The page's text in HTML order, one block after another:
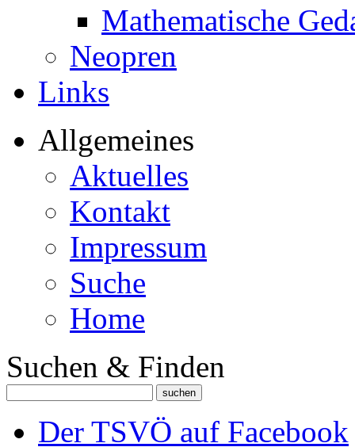
Mathematische
Neopren
Links
Allgemeines
Aktuelles
Kontakt
Impressum
Suche
Home
Suchen & Finden
Der TSVÖ auf Facebook